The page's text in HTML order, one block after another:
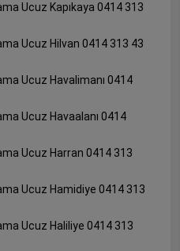
Ucuz Kapıkaya 0414 313
Ucuz Hilvan 0414 313 43
Ucuz Havalimanı 0414
Ucuz Havaalanı 0414
Ucuz Harran 0414 313
Ucuz Hamidiye 0414 313
Ucuz Haliliye 0414 313